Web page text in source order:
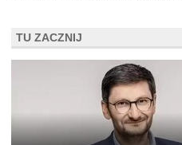
TU ZACZNIJ